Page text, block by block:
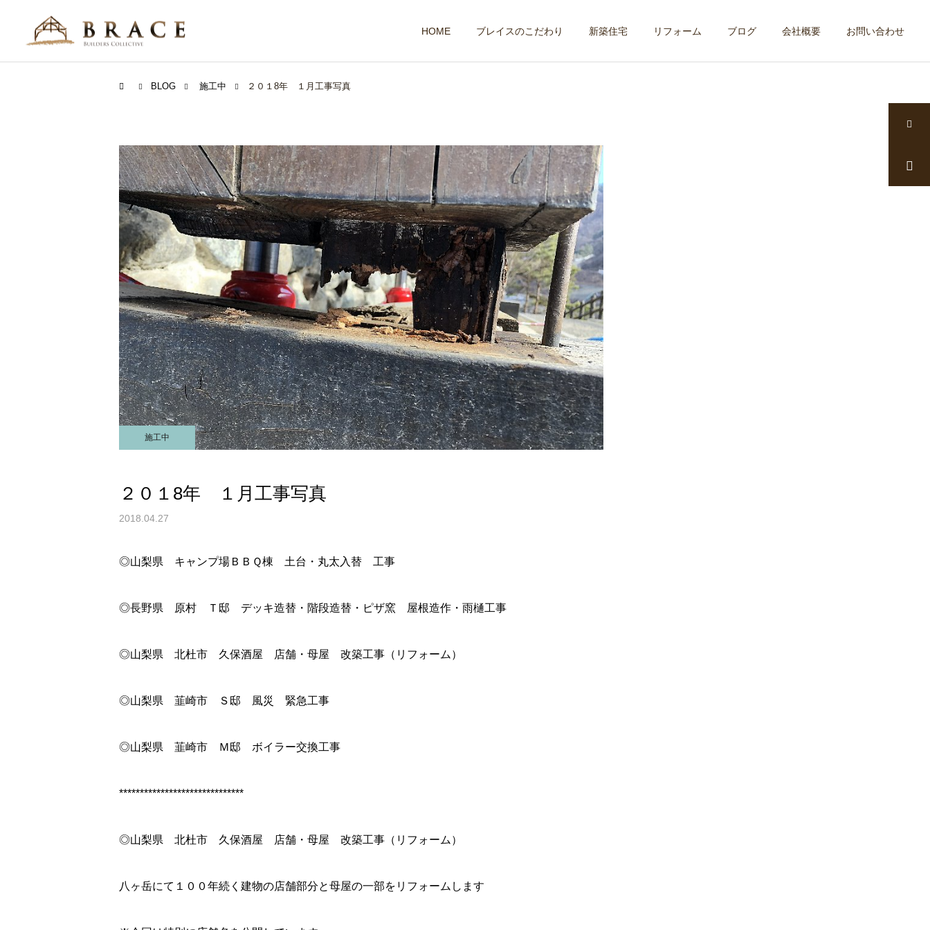
HOME ブレイスのこだわり 新築住宅 リフォーム ブログ 会社概要 お問い合わせ
BLOG 施工中 ２０１8年 １月工事写真
施工中
２０１8年 １月工事写真
2018.04.27
◎山梨県 キャンプ場ＢＢＱ棟 土台・丸太入替 工事
◎長野県 原村 Ｔ邸 デッキ造替・階段造替・ピザ窯 屋根造作・雨樋工事
◎山梨県 北杜市 久保酒屋 店舗・母屋 改築工事（リフォーム）
◎山梨県 韮崎市 Ｓ邸 風災 緊急工事
◎山梨県 韮崎市 Ｍ邸 ボイラー交換工事
******************************
◎山梨県 北杜市 久保酒屋 店舗・母屋 改築工事（リフォーム）
八ヶ岳にて１００年続く建物の店舗部分と母屋の一部をリフォームします